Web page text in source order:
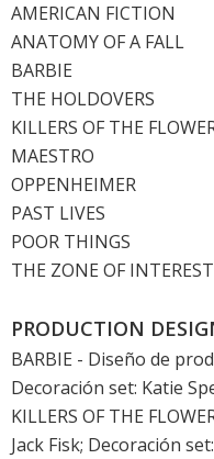
AMERICAN FICTION
ANATOMY OF A FALL
BARBIE
THE HOLDOVERS
KILLERS OF THE
MAESTRO
OPPENHEIMER
PAST LIVES
POOR THINGS
THE ZONE OF INTEREST
PRODUCTION
BARBIE - Diseño de
Decoración set: Katie
KILLERS OF THE
Jack Fisk; Decoración